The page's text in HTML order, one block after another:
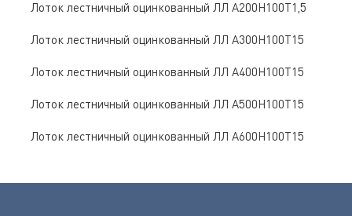
Лоток лестничный оцинкованный ЛЛ A200Н100Т1,5
Лоток лестничный оцинкованный ЛЛ A300Н100Т15
Лоток лестничный оцинкованный ЛЛ A400Н100Т15
Лоток лестничный оцинкованный ЛЛ A500Н100Т15
Лоток лестничный оцинкованный ЛЛ A600Н100Т15